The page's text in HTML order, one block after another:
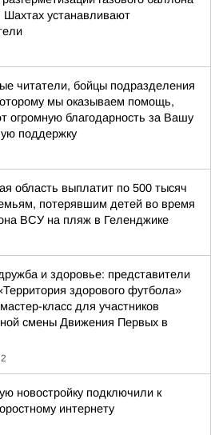
устанавливают
читатели, бойцы подразделения
мы оказываем помощь,
огромную благодарность за Вашу
поддержку
область выплатит по 500 тысяч
потерявшим детей во время
ВСУ на пляж в Геленджике
и здоровье: представители
здорового футбола»
класс для участников
смены Движения Первых в
новостройку подключили к
интернету